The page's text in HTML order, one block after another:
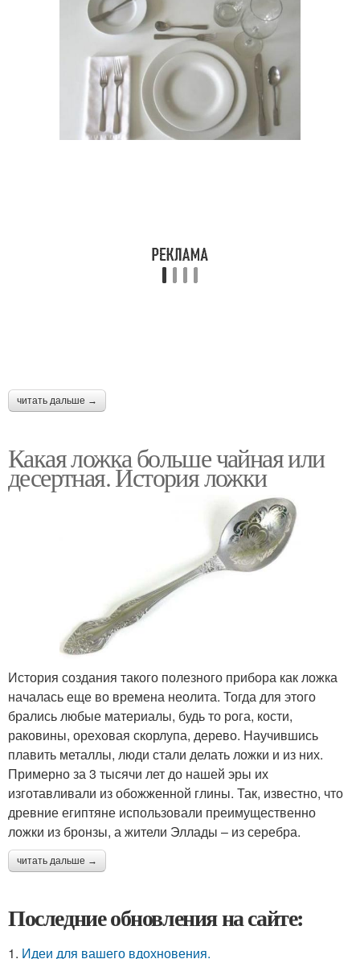
читать дальше →
Какая ложка больше чайная или
десертная. История ложки
История создания такого полезного прибора как ложка
началась еще во времена неолита. Тогда для этого
брались любые материалы, будь то рога, кости,
раковины, ореховая скорлупа, дерево. Научившись
плавить металлы, люди стали делать ложки и из них.
Примерно за 3 тысячи лет до нашей эры их
изготавливали из обожженной глины. Так, известно, что
древние египтяне использовали преимущественно
ложки из бронзы, а жители Эллады – из серебра.
читать дальше →
Последние обновления на сайте:
1. Идеи для вашего вдохновения.